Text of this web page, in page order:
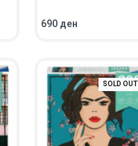
690 ден
ВО КОШНИЧКА
SOLD OUT